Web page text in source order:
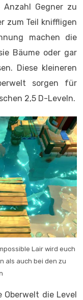
Gegner zu
zum Teil kniffligen
machen die
Bäume oder gar
Diese kleineren
sorgen für
2,5 D-Leveln.
Lair wird euch
als auch bei den zu
Oberwelt die Level